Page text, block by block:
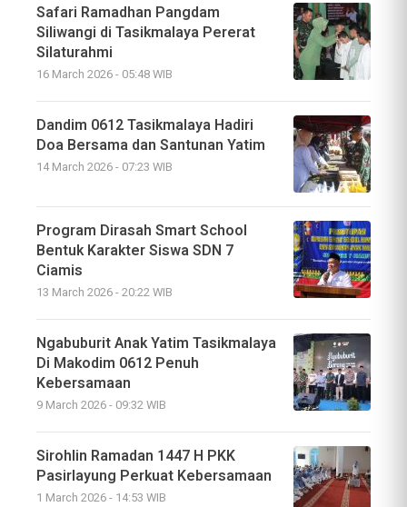
Safari Ramadhan Pangdam
Siliwangi di Tasikmalaya Pererat
Silaturahmi
16 March 2026 - 05:48 WIB
Dandim 0612 Tasikmalaya Hadiri
Doa Bersama dan Santunan Yatim
14 March 2026 - 07:23 WIB
Program Dirasah Smart School
Bentuk Karakter Siswa SDN 7
Ciamis
13 March 2026 - 20:22 WIB
Ngabuburit Anak Yatim Tasikmalaya
Di Makodim 0612 Penuh
Kebersamaan
9 March 2026 - 09:32 WIB
Sirohlin Ramadan 1447 H PKK
Pasirlayung Perkuat Kebersamaan
1 March 2026 - 14:53 WIB